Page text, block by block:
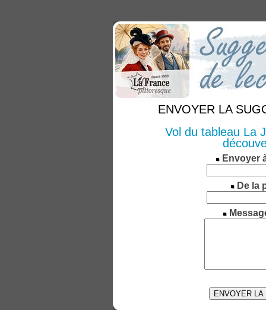
ENVOYER LA
Vol du tableau La
Envoyer
De la